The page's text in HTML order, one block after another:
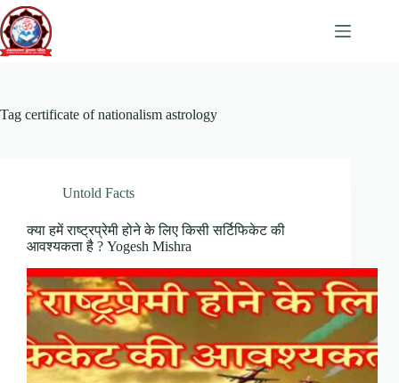
Skip
to
content
Tag certificate of nationalism astrology
Untold Facts
क्या हमें राष्ट्रप्रेमी होने के लिए किसी सर्टिफिकेट की
आवश्यकता है ? Yogesh Mishra